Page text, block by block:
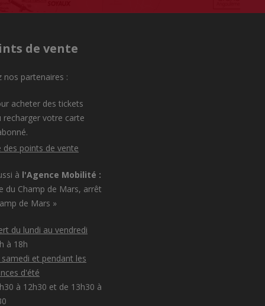
de vente
nos partenaires :
acheter des tickets
recharger votre carte
des points de vente
à l'Agence Mobilité :
du Champ de Mars, arrêt
de Mars »
du lundi au vendredi
à 18h
samedi et pendant les
d'été
à 12h30 et de 13h30 à